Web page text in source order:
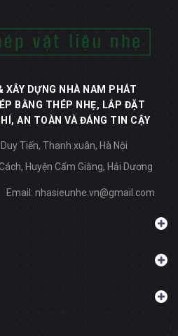
XÂY DỰNG NHÀ NAM PHÁT
BẰNG THÉP NHẸ, LẮP ĐẶT
AN TOÀN VÀ ĐÁNG TIN CẬY
Tiến, Thanh xuân, Hà Nội
Huyện Cẩm Giằng, Hải Dương
Email: nhasieunhe.vn@gmail.com